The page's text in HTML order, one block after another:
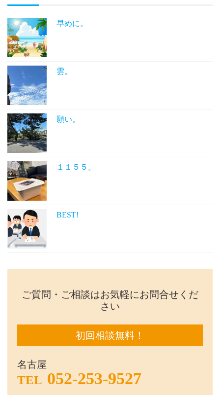
早めに。
雲。
願い。
１１５５。
BEST!
ご質問・ご相談はお気軽にお問合せくだ
さい
初回相談無料！
名古屋
TEL 052-253-9527